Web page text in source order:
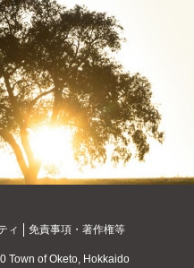
ィ 免責事項・著作権等
Town of Oketo, Hokkaido